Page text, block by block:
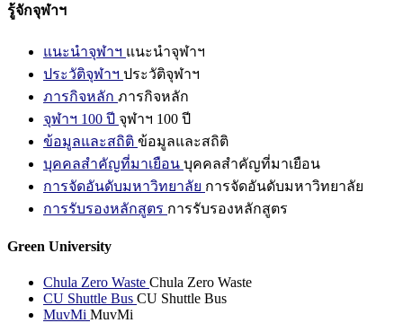
รู้จักจุฬาฯ
แนะนำจุฬาฯ แนะนำจุฬาฯ
ประวัติจุฬาฯ ประวัติจุฬาฯ
ภารกิจหลัก ภารกิจหลัก
จุฬาฯ 100 ปี จุฬาฯ 100 ปี
ข้อมูลและสถิติ ข้อมูลและสถิติ
บุคคลสำคัญที่มาเยือน บุคคลสำคัญที่มาเยือน
การจัดอันดับมหาวิทยาลัย การจัดอันดับมหาวิทยาลัย
การรับรองหลักสูตร การรับรองหลักสูตร
Green University
Chula Zero Waste Chula Zero Waste
CU Shuttle Bus CU Shuttle Bus
MuvMi MuvMi